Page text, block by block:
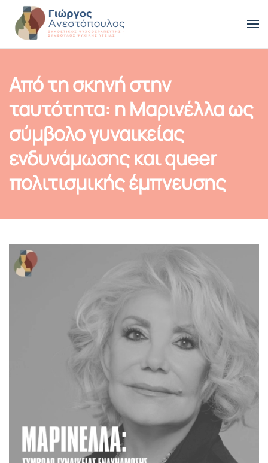
Skip to main content
Από τη σκηνή στην
ταυτότητα: η Μαρινέλλα ως
σύμβολο γυναικείας
ενδυνάμωσης και queer
πολιτισμικής έμπνευσης